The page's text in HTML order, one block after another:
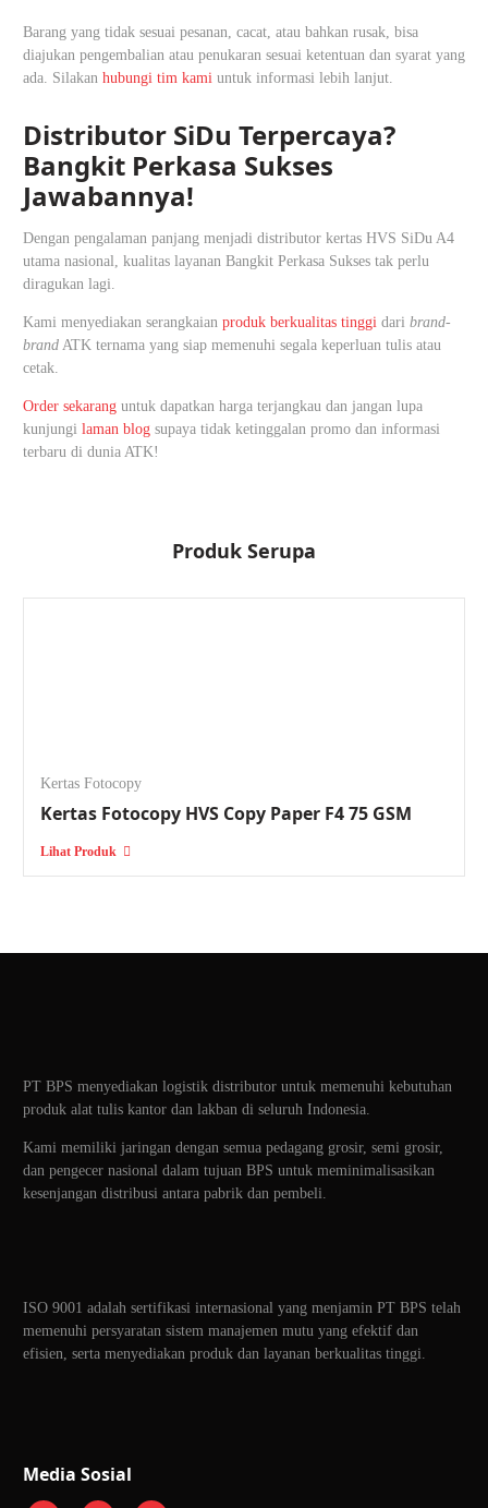
Barang yang tidak sesuai pesanan, cacat, atau bahkan rusak, bisa
diajukan pengembalian atau penukaran sesuai ketentuan dan syarat yang
ada. Silakan hubungi tim kami untuk informasi lebih lanjut.
Distributor SiDu Terpercaya?
Bangkit Perkasa Sukses
Jawabannya!
Dengan pengalaman panjang menjadi distributor kertas HVS SiDu A4
utama nasional, kualitas layanan Bangkit Perkasa Sukses tak perlu
diragukan lagi.
Kami menyediakan serangkaian produk berkualitas tinggi dari brand-
brand ATK ternama yang siap memenuhi segala keperluan tulis atau
cetak.
Order sekarang untuk dapatkan harga terjangkau dan jangan lupa
kunjungi laman blog supaya tidak ketinggalan promo dan informasi
terbaru di dunia ATK!
Produk Serupa
Kertas Fotocopy
Kertas Fotocopy HVS Copy Paper F4 75 GSM
Lihat Produk
PT BPS menyediakan logistik distributor untuk memenuhi kebutuhan
produk alat tulis kantor dan lakban di seluruh Indonesia.
Kami memiliki jaringan dengan semua pedagang grosir, semi grosir,
dan pengecer nasional dalam tujuan BPS untuk meminimalisasikan
kesenjangan distribusi antara pabrik dan pembeli.
ISO 9001 adalah sertifikasi internasional yang menjamin PT BPS telah
memenuhi persyaratan sistem manajemen mutu yang efektif dan
efisien, serta menyediakan produk dan layanan berkualitas tinggi.
Media Sosial